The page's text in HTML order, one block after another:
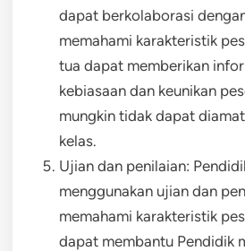
dapat berkolaborasi
memahami karakteristik
tua dapat memberikan
kebiasaan dan keunikan
mungkin tidak dapat
kelas.
Ujian dan penilaian:
menggunakan ujian dan
memahami karakteristik
dapat membantu Pendidik